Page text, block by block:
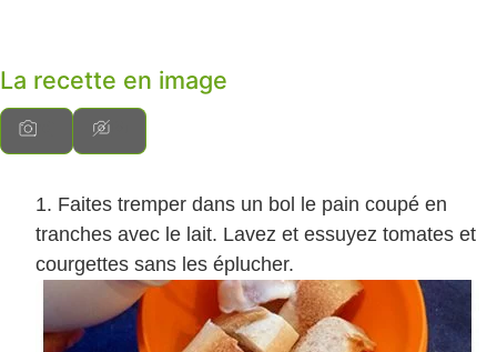
La recette en image
Faites tremper dans un bol le pain coupé en
tranches avec le lait. Lavez et essuyez tomates et
courgettes sans les éplucher.